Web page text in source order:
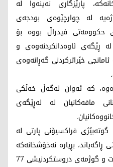
پارێزگاری نەینەوا لە
لە چوارچێوەی بودجەی
حکوومەتی فیدراڵ بووە بۆ
ڕێگەی ئاوەدانکردنەوەی و
خێراترکردنی گەڕانەوەی
کە ئەوان لەگەڵ خەڵکی
مافەکانیان لە لەڕێگەی
فراکسیۆنی پارتی لە
پەرلەمانی عێراق بە کوردستان24ـی ڕاگەیاند، بڕیارە نەخۆشخانەکە
لە ماوەی دوو ساڵدا تەواو بکرێت و گوژمەی دروستکردنیشی 77